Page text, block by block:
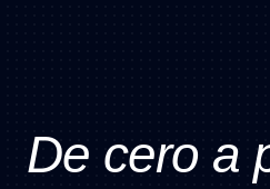
De cero a